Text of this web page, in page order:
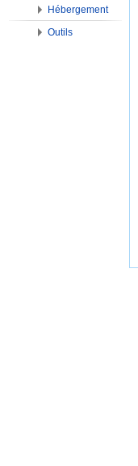
Hébergement
Outils